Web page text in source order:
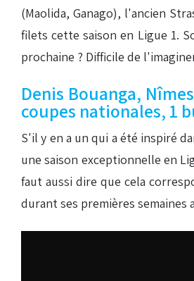
(Maolida, Ganago), l'ancien
filets cette saison en Ligue 1.
prochaine ? Difficile de
Denis Bouanga,
coupes nationales, 1
S'il y en a un qui a été inspiré
une saison exceptionnelle en
faut aussi dire que cela
durant ses premières